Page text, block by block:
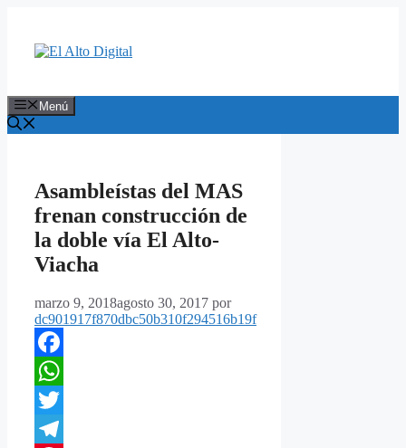
contenido
Menú
Asambleístas del MAS
frenan construcción de
la doble vía El Alto-
Viacha
marzo 9, 2018agosto 30, 2017 por
dc901917f870dbc50b310f294516b19f
Facebook
WhatsApp
Twitter